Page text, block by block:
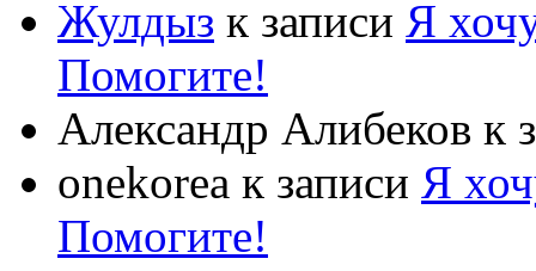
Жулдыз к записи Я
Помогите!
Александр Алибеков к
onekorea к записи Я
Помогите!